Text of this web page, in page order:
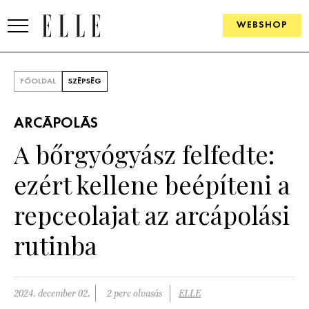
WEBSHOP
SZÉPSÉG
PSZICHÉ
PÁRKAPCSOLAT
FŐOLDAL SZÉPSÉG
ARCÁPOLÁS
A bőrgyógyász felfedte:
ezért kellene beépíteni a
repceolajat az arcápolási
rutinba
2024. december 02. 2 perc olvasás ELLE